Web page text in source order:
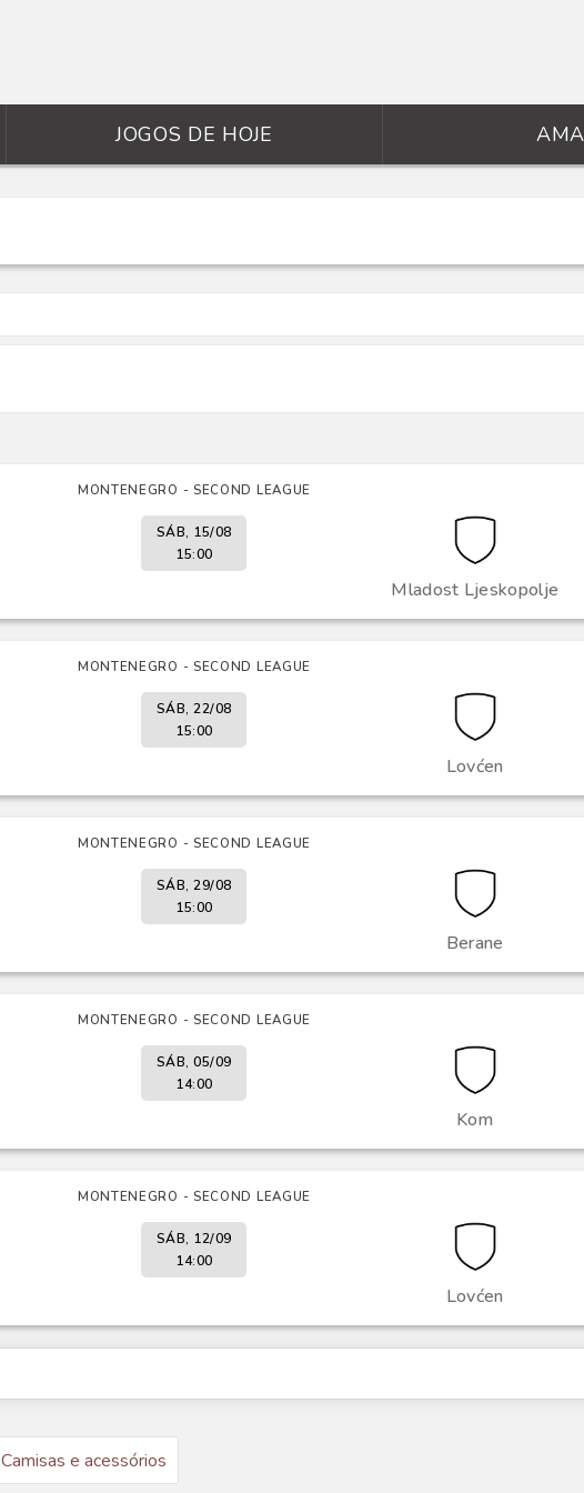
JOGOS DE HOJE
MONTENEGRO - SECOND LEAGUE
Mladost Ljeskopolje
SÁB, 15/08
15:00
MONTENEGRO - SECOND LEAGUE
Lovćen
SÁB, 22/08
15:00
MONTENEGRO - SECOND LEAGUE
Berane
SÁB, 29/08
15:00
MONTENEGRO - SECOND LEAGUE
Kom
SÁB, 05/09
14:00
MONTENEGRO - SECOND LEAGUE
Lovćen
SÁB, 12/09
14:00
Camisas e acessórios